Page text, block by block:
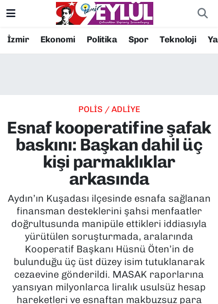
İzmir Ekonomi Politika Spor Teknoloji
POLİS / ADLİYE
Esnaf kooperatifine şafak
baskını: Başkan dahil üç
kişi parmaklıklar
arkasında
Aydın’ın Kuşadası ilçesinde esnafa sağlanan
finansman desteklerini şahsi menfaatler
doğrultusunda manipüle ettikleri iddiasıyla
yürütülen soruşturmada, aralarında
Kooperatif Başkanı Hüsnü Öten’in de
bulunduğu üç üst düzey isim tutuklanarak
cezaevine gönderildi. MASAK raporlarına
yansıyan milyonlarca liralık usulsüz hesap
hareketleri ve esnaftan makbuzsuz para
Resmi İlanlar
EKONOMİ
KÜLTÜR SANAT
POLİTİKA
SAĞLIK
SPOR
TEKNOLOJİ
Konak Nöbetçi Eczaneler
Süper Lig Puan Durumu ve Fikstür
Tüm Manşetler
Son Dakika Haberleri
Haber Arşivi